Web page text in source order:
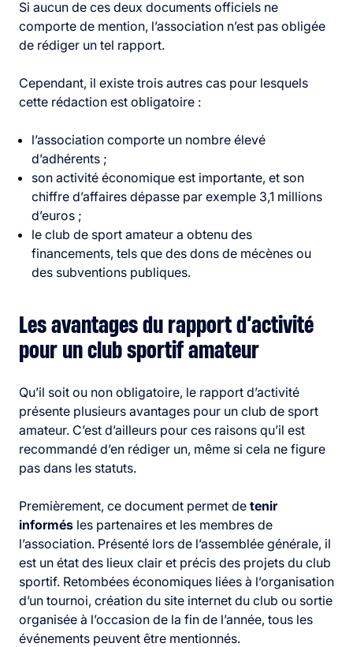
Si aucun de ces deux documents officiels ne
comporte de mention, l’association n’est pas obligée
de rédiger un tel rapport.
Cependant, il existe trois autres cas pour lesquels
cette rédaction est obligatoire :
l’association comporte un nombre élevé
d’adhérents ;
son activité économique est importante, et son
chiffre d’affaires dépasse par exemple 3,1 millions
d’euros ;
le club de sport amateur a obtenu des
financements, tels que des dons de mécènes ou
des subventions publiques.
Les avantages du rapport d’activité
pour un club sportif amateur
Qu’il soit ou non obligatoire, le rapport d’activité
présente plusieurs avantages pour un club de sport
amateur. C’est d’ailleurs pour ces raisons qu’il est
recommandé d’en rédiger un, même si cela ne figure
pas dans les statuts.
Premièrement, ce document permet de tenir
informés les partenaires et les membres de
l’association. Présenté lors de l’assemblée générale, il
est un état des lieux clair et précis des projets du club
sportif. Retombées économiques liées à l’organisation
d’un tournoi, création du site internet du club ou sortie
organisée à l’occasion de la fin de l’année, tous les
événements peuvent être mentionnés.